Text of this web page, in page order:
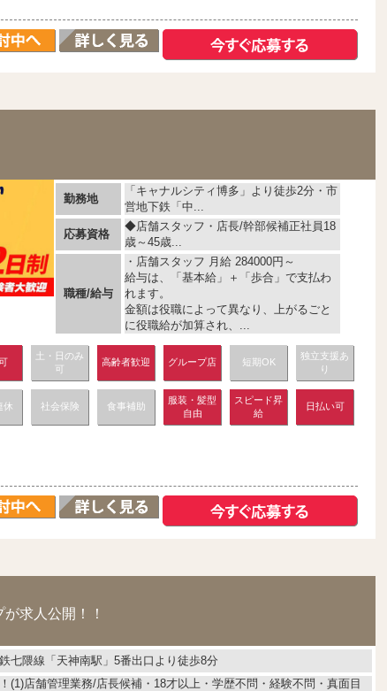
勤務地
「キャナルシティ博多」より徒歩2分・市
営地下鉄「中...
応募資格
◆店舗スタッフ・店長/幹部候補正社員18
歳～45歳...
職種/給与
・店舗スタッフ 月給 284000円～
給与は、「基本給」＋「歩合」で支払わ
れます。
金額は役職によって異なり、上がるごと
に役職給が加算され、...
土・日のみ
可
高齢者歓迎 グループ店 短期OK
独立支援あ
り
休 社会保険 食事補助
服装・髪型
自由
スピード昇
給
日払い可
求人公開！！
七隈線「天神南駅」5番出口より徒歩8分
(1)店舗管理業務/店長候補・18才以上・学歴不問・経験不問・真面目